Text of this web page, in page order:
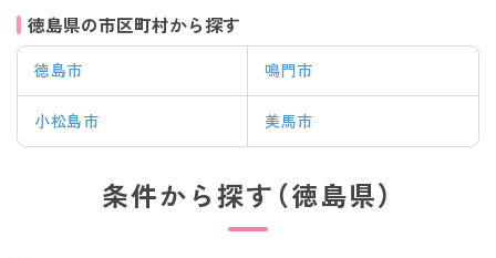
徳島県の市区町村から探す
徳島市 鳴門市
小松島市 美馬市
条件から探す（徳島県）